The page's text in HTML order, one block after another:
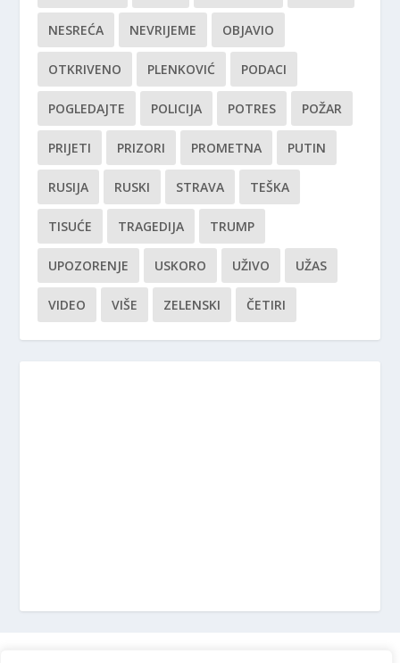
NESREĆA NEVRIJEME OBJAVIO
OTKRIVENO PLENKOVIĆ PODACI
POGLEDAJTE POLICIJA POTRES POŽAR
PRIJETI PRIZORI PROMETNA PUTIN
RUSIJA RUSKI STRAVA TEŠKA
TISUĆE TRAGEDIJA TRUMP
UPOZORENJE USKORO UŽIVO UŽAS
VIDEO VIŠE ZELENSKI ČETIRI